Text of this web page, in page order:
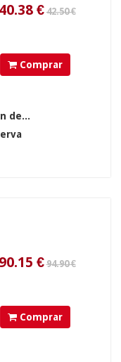
Comprar
de...
Comprar
49.90 €